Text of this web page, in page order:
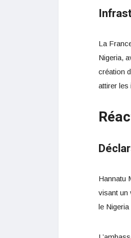
La
Nigeria,
création
attirer les
Hannatu
visant un
le